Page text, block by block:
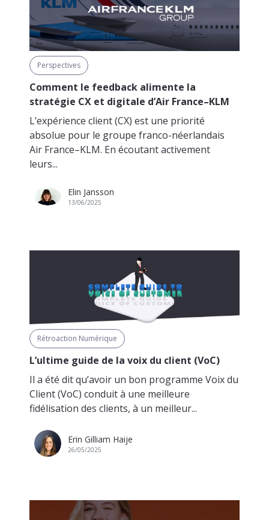
Perspectives
Comment le feedback alimente la
stratégie CX et digitale d’Air France–KLM
L’expérience client (CX) est une priorité
absolue pour le groupe franco-néerlandais
Air France–KLM. En écoutant activement
leurs...
Elin Jansson
13/06/2025
Rétroaction Numérique
L’ultime guide de la voix du client (VoC)
Il a été dit qu’avoir un bon programme Voix du
Client (VoC) conduit à une meilleure
fidélisation des clients, à un meilleur...
Erin Gilliam Haije
26/05/2025